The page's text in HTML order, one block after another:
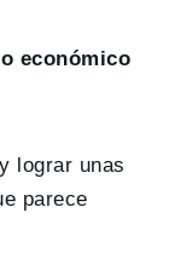
económico
lograr unas
parece